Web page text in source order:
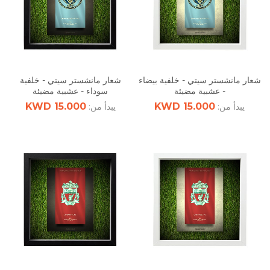
شعار مانشستر سيتي - خلفية بيضاء
- عشبية مضيئة
يبدأ من: 15.000 KWD
شعار مانشستر سيتي - خلفية
سوداء - عشبية مضيئة
يبدأ من:15.000 KWD